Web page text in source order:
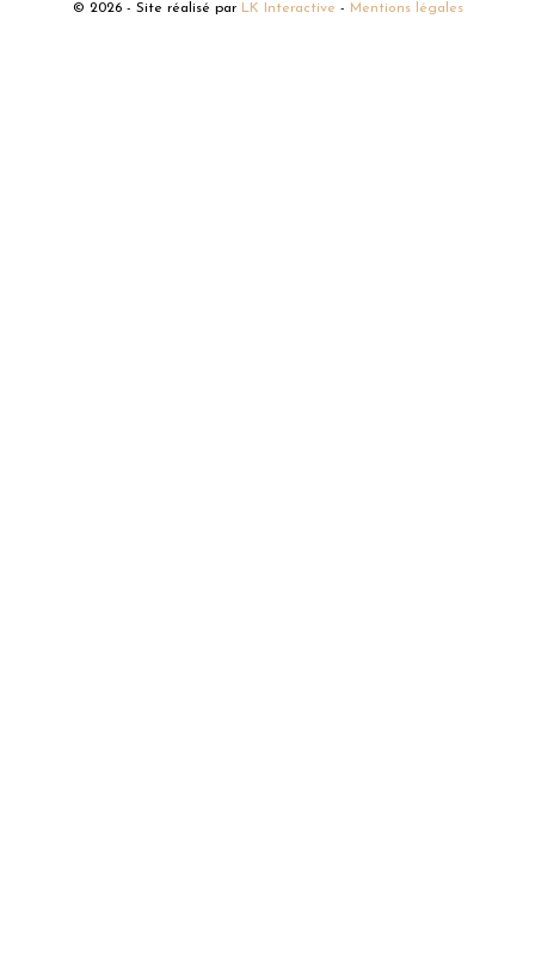
© 2026- Site réalisé par LK Interactive - Mentions légales